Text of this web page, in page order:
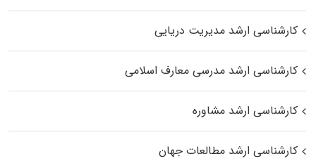
کارشناسی ارشد مدیریت دریایی
کارشناسی ارشد مدرسی معارف اسلامی
کارشناسی ارشد مشاوره
کارشناسی ارشد مطالعات جهان